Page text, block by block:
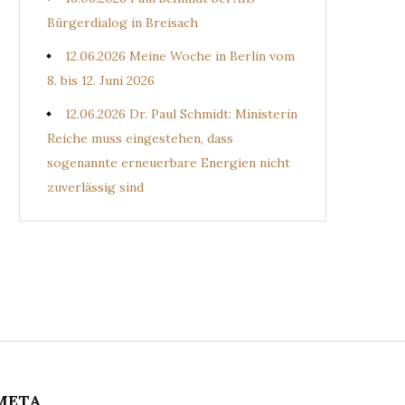
Bürgerdialog in Breisach
12.06.2026 Meine Woche in Berlin vom
8. bis 12. Juni 2026
12.06.2026 Dr. Paul Schmidt: Ministerin
Reiche muss eingestehen, dass
sogenannte erneuerbare Energien nicht
zuverlässig sind